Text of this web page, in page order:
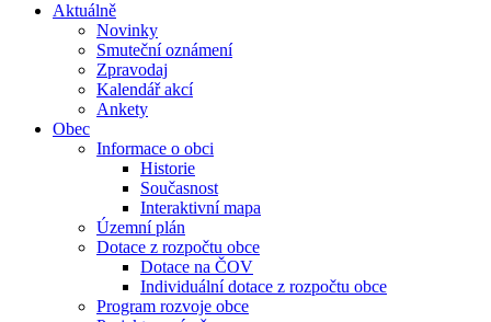
Aktuálně
Novinky
Smuteční oznámení
Zpravodaj
Kalendář akcí
Ankety
Obec
Informace o obci
Historie
Současnost
Interaktivní mapa
Územní plán
Dotace z rozpočtu obce
Dotace na ČOV
Individuální dotace z rozpočtu obce
Program rozvoje obce